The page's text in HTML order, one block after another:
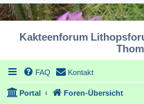
Kakteenforum
FAQ Kontakt
Portal Foren-Übersicht